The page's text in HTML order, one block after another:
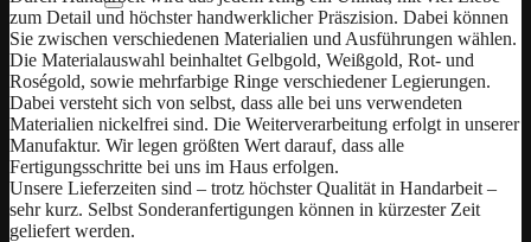
zum Detail und höchster handwerklicher Präszision. Dabei können
Sie zwischen verschiedenen Materialien und Ausführungen wählen.
Die Materialauswahl beinhaltet Gelbgold, Weißgold, Rot- und
Roségold, sowie mehrfarbige Ringe verschiedener Legierungen.
Dabei versteht sich von selbst, dass alle bei uns verwendeten
Materialien nickelfrei sind. Die Weiterverarbeitung erfolgt in unserer
Manufaktur. Wir legen größten Wert darauf, dass alle
Fertigungsschritte bei uns im Haus erfolgen.
Unsere Lieferzeiten sind – trotz höchster Qualität in Handarbeit –
sehr kurz. Selbst Sonderanfertigungen können in kürzester Zeit
geliefert werden.